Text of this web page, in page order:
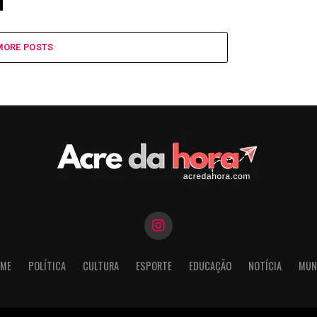
POSTS
POLÍTICA CULTURA ESPORTE EDUCAÇÃO NOTÍCIA